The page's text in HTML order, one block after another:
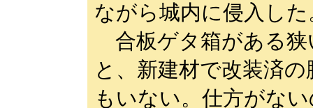
ながら城内に侵入した
合板ゲタ箱がある狭
と、新建材で改装済
もいない。仕方がな